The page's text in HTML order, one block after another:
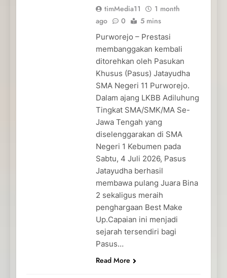
timMedia11
1 month
ago
0 5 mins
Purworejo – Prestasi
membanggakan kembali
ditorehkan oleh Pasukan
Khusus (Pasus) Jatayudha
SMA Negeri 11 Purworejo.
Dalam ajang LKBB Adiluhung
Tingkat SMA/SMK/MA Se-
Jawa Tengah yang
diselenggarakan di SMA
Negeri 1 Kebumen pada
Sabtu, 4 Juli 2026, Pasus
Jatayudha berhasil
membawa pulang Juara Bina
2 sekaligus meraih
penghargaan Best Make
Up.Capaian ini menjadi
sejarah tersendiri bagi
Pasus…
Read More